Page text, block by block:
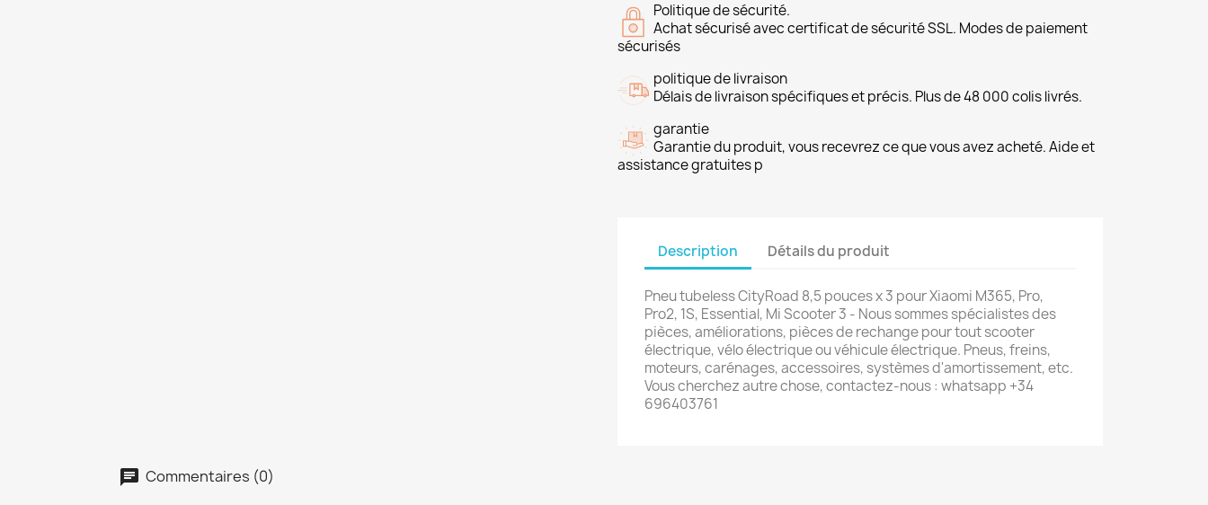
Politique de sécurité.
Achat sécurisé avec certificat de sécurité SSL. Modes de paiement
sécurisés
politique de livraison
Délais de livraison spécifiques et précis. Plus de 48 000 colis livrés.
garantie
Garantie du produit, vous recevrez ce que vous avez acheté. Aide et
assistance gratuites p
Description Détails du produit
Pneu tubeless CityRoad 8,5 pouces x 3 pour Xiaomi M365, Pro,
Pro2, 1S, Essential, Mi Scooter 3 - Nous sommes spécialistes des
pièces, améliorations, pièces de rechange pour tout scooter
électrique, vélo électrique ou véhicule électrique. Pneus, freins,
moteurs, carénages, accessoires, systèmes d'amortissement, etc.
Vous cherchez autre chose, contactez-nous : whatsapp +34
696403761
Commentaires (0)